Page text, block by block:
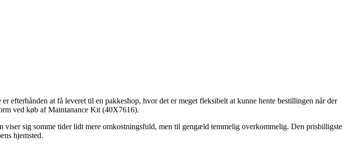
at få leveret til en pakkeshop, hvor det er meget fleksibelt at kunne hente bestillingen når der
ved køb af Maintanance Kit (40X7616).
sig somme tider lidt mere omkostningsfuld, men til gengæld temmelig overkommelig. Den prisbilligste
hjemsted.